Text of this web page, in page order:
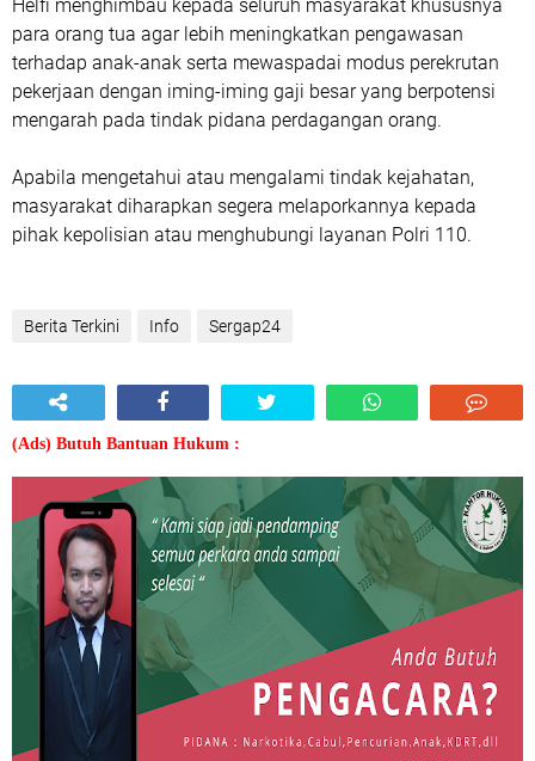
Helfi menghimbau kepada seluruh masyarakat khususnya
para orang tua agar lebih meningkatkan pengawasan
terhadap anak-anak serta mewaspadai modus perekrutan
pekerjaan dengan iming-iming gaji besar yang berpotensi
mengarah pada tindak pidana perdagangan orang.
Apabila mengetahui atau mengalami tindak kejahatan,
masyarakat diharapkan segera melaporkannya kepada
pihak kepolisian atau menghubungi layanan Polri 110.
Berita Terkini Info Sergap24
(Ads) Butuh Bantuan Hukum :